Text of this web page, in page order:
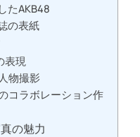
たAKB48
の表紙
表現
物撮影
コラボレーション作
の魅力